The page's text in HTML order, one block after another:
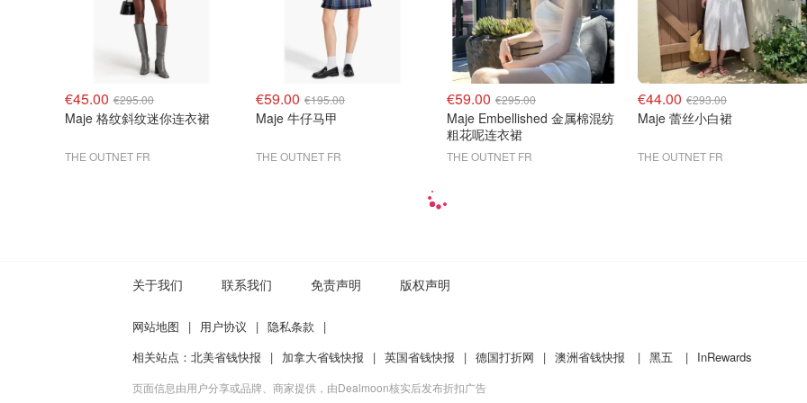
€45.00 €295.00
Maje 格纹斜纹迷你连衣裙
THE OUTNET FR
€59.00 €195.00
Maje 牛仔马甲
THE OUTNET FR
€59.00 €295.00
Maje Embellished 金属棉混纺
粗花呢连衣裙
THE OUTNET FR
€44.00 €293.00
Maje 蕾丝小白裙
THE OUTNET FR
关于我们 联系我们 免责声明 版权声明
网站地图 | 用户协议 | 隐私条款
|
相关站点： 北美省钱快报 | 加拿大省钱快报 | 英国省钱快报 | 德国打折网 | 澳洲省钱快报 | 黑五 | InRewards
页面信息由用户分享或品牌、商家提供，由Dealmoon核实后发布折扣广告